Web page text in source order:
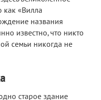
как «Вилла
названия
известно, что никто
семьи никогда не
старое здание